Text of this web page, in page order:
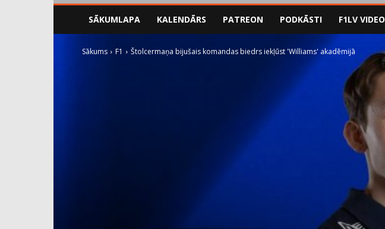
SĀKUMLAPA KALENDĀRS PATREON PODKĀSTI F1LV VIDEO
Sākums F1 Štolcermaņa bijušais komandas biedrs iekļūst 'Williams' akadēmijā